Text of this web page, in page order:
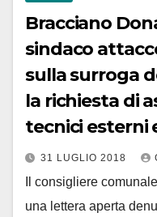
Bracciano
sindaco
sulla surroga
la richiesta di
tecnici esterni
maestre
31 LUGLIO 2018
Il consigliere
una lettera aperta